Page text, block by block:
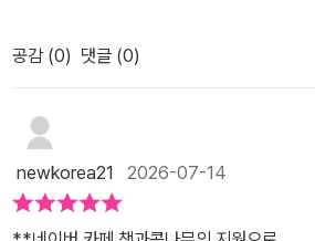
'경찰서나 병원과의 인연을 최소화하는 것
는 문장을 그때 알았더라면. 그 뒤로 나는 아
이 오가면 반드시 글로 남긴다. 인간관계와
고 나서야 배웠다.​투자도 마찬가지였다. 동
돈을 넣었다. 추월차선을 타보고 싶었다. 정
들이 답답해 보였던 시절이었다. 결과는 뻔
야 깨달았다. 남의 급행열차를 부러워하다
알아보는 게 중요하다, 이러한 조언들은 사
게도 제법 묵직하게 다가올 것 같다.🧍직장
며 현명하게 조력을 구할 줄 아는 사람이 있
래 살아남는 쪽은 의외로 후자일 때가 많은
는 사람은 모든 걸 혼자 다 해내는 슈퍼맨이
정확히 알고 필요한 대비책을 세워두는 사
책이 나와서 반가웠네요.《1로 서기》는 당
아가기 위해 알아야 할 기본기이자 자립 생
있네요.이 책은 사회에 첫발을 내딛는 사회
고민하는 성인들을 위한 실질적인 지침을
서울의 한 대학교에서 '자기혁신경영'이라
의했던 경험과 40년 넘게 살며 겪은 시행착
사람의 몫을 해내는 삶의 방식을 제안하고
공감 (0) 댓글 (0)
newkorea21 2026-07-14